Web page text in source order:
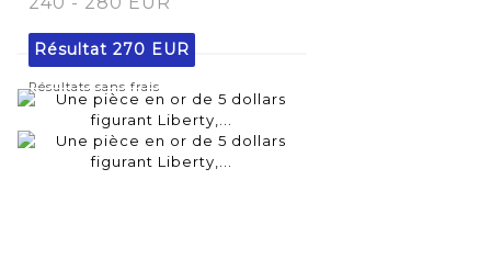
Résultat 270 EUR
Résultats sans frais